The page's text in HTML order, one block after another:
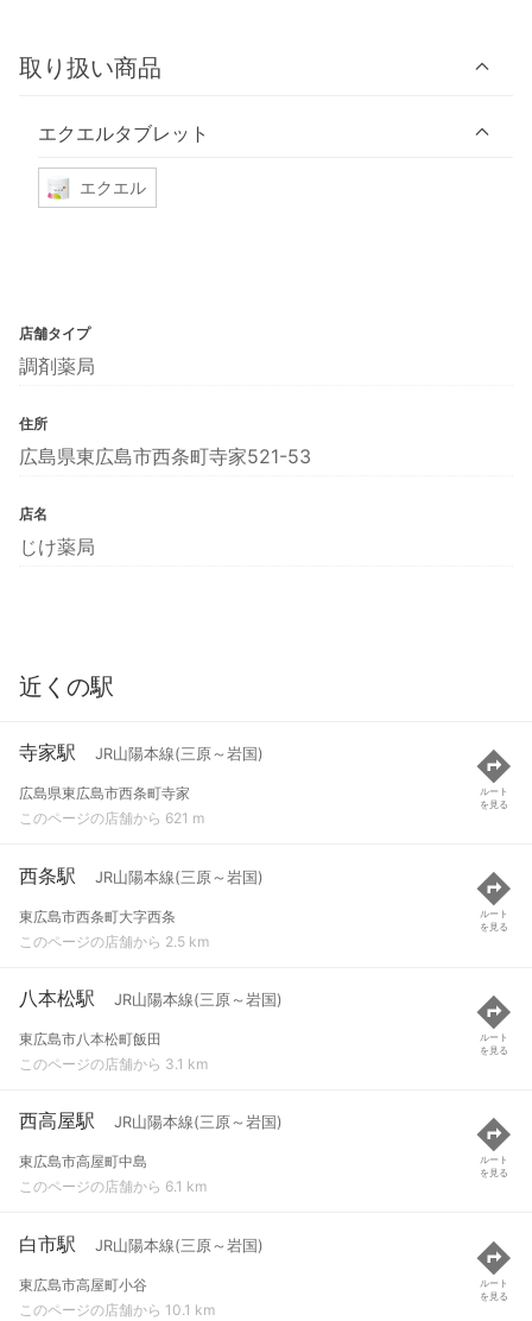
取り扱い商品
エクエルタブレット
エクエル
店舗タイプ
調剤薬局
住所
広島県東広島市西条町寺家521-53
店名
じけ薬局
近くの駅
寺家駅 JR山陽本線(三原～岩国)
広島県東広島市西条町寺家
このページの店舗から 621 m
ルート
を見る
西条駅 JR山陽本線(三原～岩国)
東広島市西条町大字西条
このページの店舗から 2.5 km
ルート
を見る
八本松駅 JR山陽本線(三原～岩国)
東広島市八本松町飯田
このページの店舗から 3.1 km
ルート
を見る
西高屋駅 JR山陽本線(三原～岩国)
東広島市高屋町中島
このページの店舗から 6.1 km
ルート
を見る
白市駅 JR山陽本線(三原～岩国)
東広島市高屋町小谷
このページの店舗から 10.1 km
ルート
を見る